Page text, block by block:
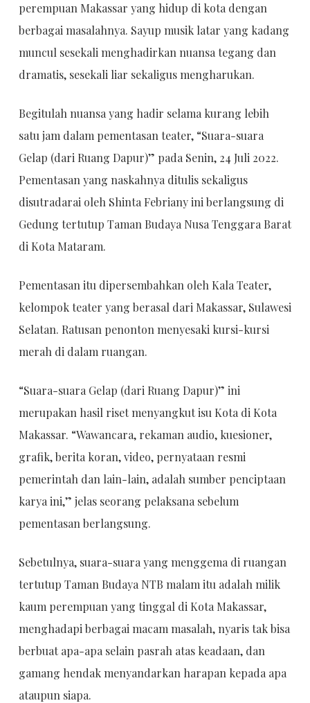
perempuan Makassar yang hidup di kota dengan
berbagai masalahnya. Sayup musik latar yang kadang
muncul sesekali menghadirkan nuansa tegang dan
dramatis, sesekali liar sekaligus mengharukan.
Begitulah nuansa yang hadir selama kurang lebih
satu jam dalam pementasan teater, “Suara-suara
Gelap (dari Ruang Dapur)” pada Senin, 24 Juli 2022.
Pementasan yang naskahnya ditulis sekaligus
disutradarai oleh Shinta Febriany ini berlangsung di
Gedung tertutup Taman Budaya Nusa Tenggara Barat
di Kota Mataram.
Pementasan itu dipersembahkan oleh Kala Teater,
kelompok teater yang berasal dari Makassar, Sulawesi
Selatan. Ratusan penonton menyesaki kursi-kursi
merah di dalam ruangan.
“Suara-suara Gelap (dari Ruang Dapur)” ini
merupakan hasil riset menyangkut isu Kota di Kota
Makassar. “Wawancara, rekaman audio, kuesioner,
grafik, berita koran, video, pernyataan resmi
pemerintah dan lain-lain, adalah sumber penciptaan
karya ini,” jelas seorang pelaksana sebelum
pementasan berlangsung.
Sebetulnya, suara-suara yang menggema di ruangan
tertutup Taman Budaya NTB malam itu adalah milik
kaum perempuan yang tinggal di Kota Makassar,
menghadapi berbagai macam masalah, nyaris tak bisa
berbuat apa-apa selain pasrah atas keadaan, dan
gamang hendak menyandarkan harapan kepada apa
ataupun siapa.